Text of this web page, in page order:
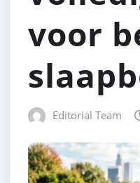
voor
Editorial Team